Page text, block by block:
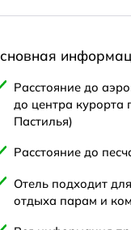
Расстояние до
до центра
Пастилья)
Расстояние до
Отель подходит
отдыха парам и